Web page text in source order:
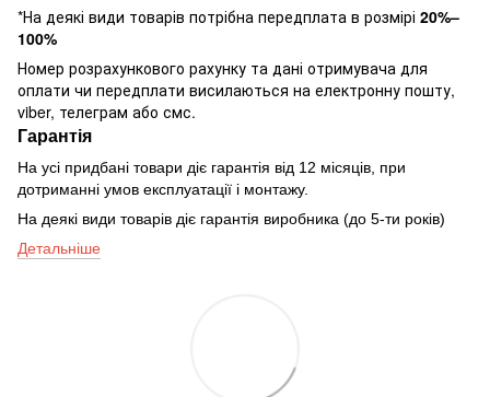
*На деякі види товарів потрібна передплата в розмірі 20%–
100%
Номер розрахункового рахунку та дані отримувача для
оплати чи передплати висилаються на електронну пошту,
viber, телеграм або смс.
Гарантія
На усі придбані товари діє гарантія від 12 місяців, при
дотриманні умов експлуатації і монтажу.
На деякі види товарів діє гарантія виробника (до 5-ти років)
Детальніше